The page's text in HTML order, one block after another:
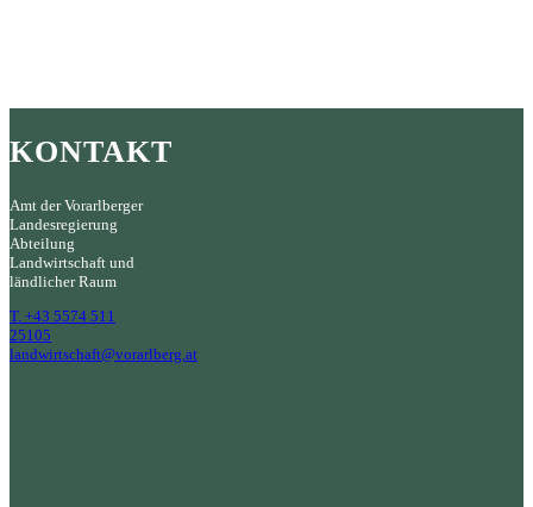
KONTAKT
Amt der Vorarlberger
Landesregierung
Abteilung
Landwirtschaft und
ländlicher Raum
T. +43 5574 511
25105
landwirtschaft@vorarlberg.at